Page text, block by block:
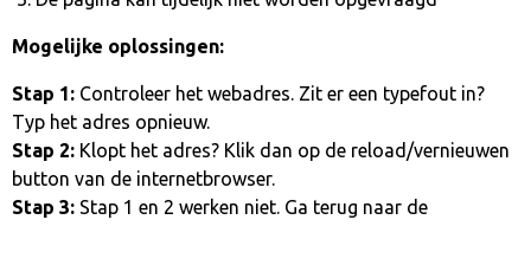
Mogelijke oplossingen:
Stap 1: Controleer het webadres. Zit er een typefout in?
Typ het adres opnieuw.
Stap 2: Klopt het adres? Klik dan op de reload/vernieuwen
button van de internetbrowser.
Stap 3: Stap 1 en 2 werken niet. Ga terug naar de